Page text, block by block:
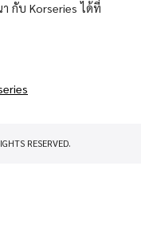
กับ Korseries ได้ที่
RESERVED.